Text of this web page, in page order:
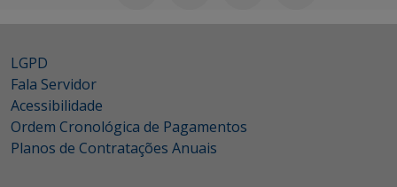
LGPD
Fala Servidor
Acessibilidade
Ordem Cronológica de Pagamentos
Planos de Contratações Anuais